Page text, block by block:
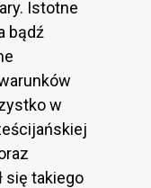
Istotne
bądź
w
się takiego